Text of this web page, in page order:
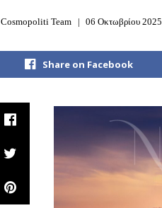
Cosmopoliti Team 06 Οκτωβρίου 2025
Share on Facebook